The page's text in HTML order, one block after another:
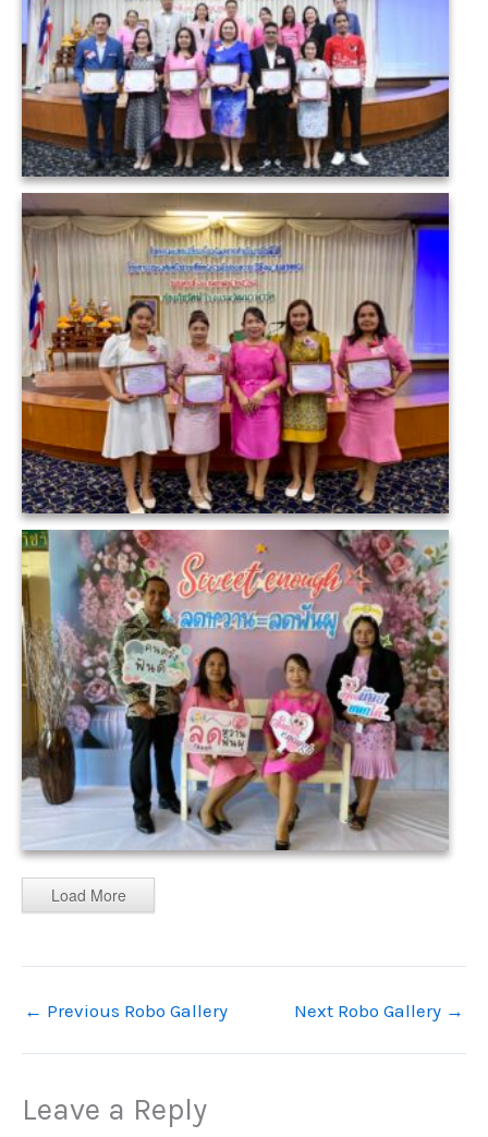
Load More
← Previous Robo Gallery Next Robo Gallery →
Leave a Reply